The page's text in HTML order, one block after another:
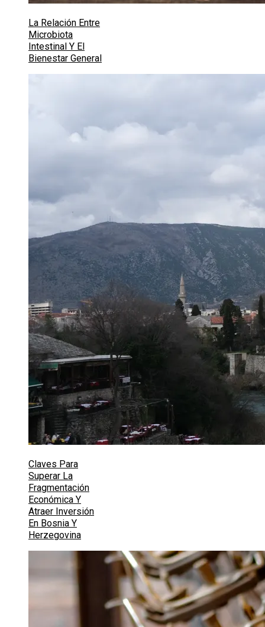
La Relación Entre
Microbiota
Intestinal Y El
Bienestar General
Claves Para
Superar La
Fragmentación
Económica Y
Atraer Inversión
En Bosnia Y
Herzegovina